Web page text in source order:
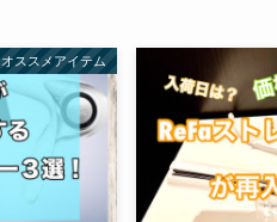
オススメアイテム